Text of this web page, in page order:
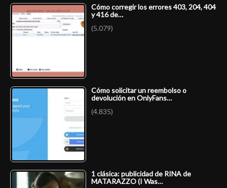
Cómo corregir los errores 403, 204, 404
y 416 de…
(5.079)
Cómo solicitar un reembolso o
devolución en OnlyFans…
(4.835)
1 clásica: publicidad de RINA de
MATARAZZO (I Was…